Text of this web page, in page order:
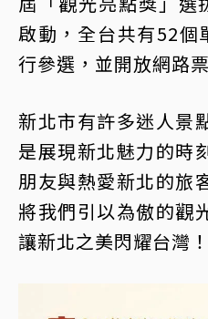
啟動，全台共有52個
行參選，並開放網路
新北市有許多迷人景
是展現新北魅力的時
朋友與熱愛新北的旅
將我們引以為傲的觀
讓新北之美閃耀台灣！